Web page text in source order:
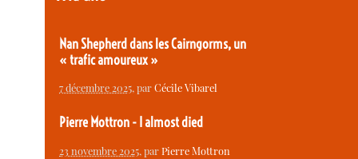
Nan Shepherd dans les Cairngorms, un
« trafic amoureux »
7 décembre 2025, parCécile Vibarel
Pierre Mottron - I almost died
23 novembre 2025, parPierre Mottron